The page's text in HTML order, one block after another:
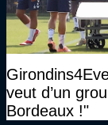
veut d’un
Bordeaux !"